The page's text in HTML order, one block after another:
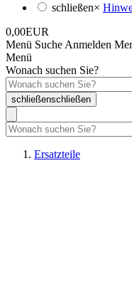
schließen×
0,00EUR
Menü Suche Anmelden
Menü
Wonach suchen Sie?
schließenschließen
Ersatzteile